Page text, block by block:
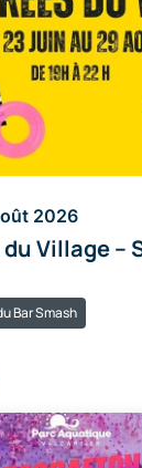
2026
Village –
Bar Smash